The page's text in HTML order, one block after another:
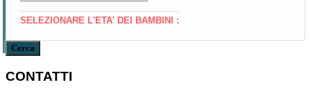
SELEZIONARE L'ETA' DEI BAMBINI :
Cerca
CONTATTI